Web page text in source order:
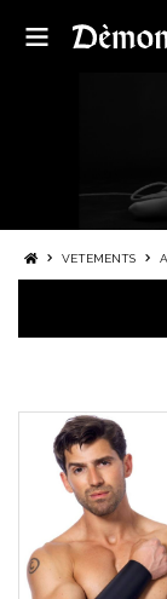
VETEMENTS